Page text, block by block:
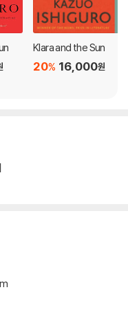
offers a look at our cha
narrator, an
what does it m
illusory sense of conne
Klara and the Sun
16,000원
20%